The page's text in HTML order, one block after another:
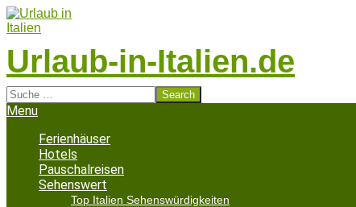
Skip
to
Urlaub-in-Italien.de
Search
Secondary
Menu
Ferienhäuser
Hotels
Pauschalreisen
Sehenswert
Top Italien Sehenswürdigkeiten